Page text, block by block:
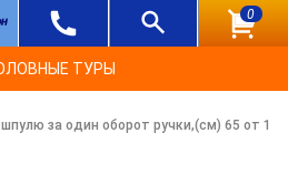
0
ТУРЫ
шпулю за один оборот ручки,(см) 65 от 1